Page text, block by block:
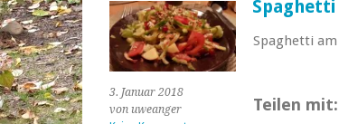
3. Januar 2018
von uweanger
Spaghetti
Teilen mit: